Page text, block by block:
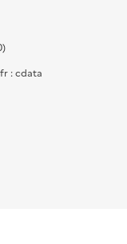
: cdata